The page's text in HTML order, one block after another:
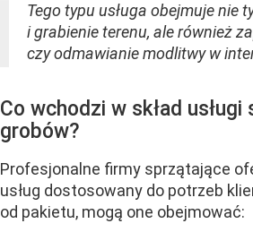
Tego typu usługa obejmuje nie
i grabienie terenu, ale również
czy odmawianie modlitwy w
Co wchodzi w skład usługi
grobów?
Profesjonalne firmy sprzątające
usług dostosowany do potrzeb
od pakietu, mogą one obejmować: